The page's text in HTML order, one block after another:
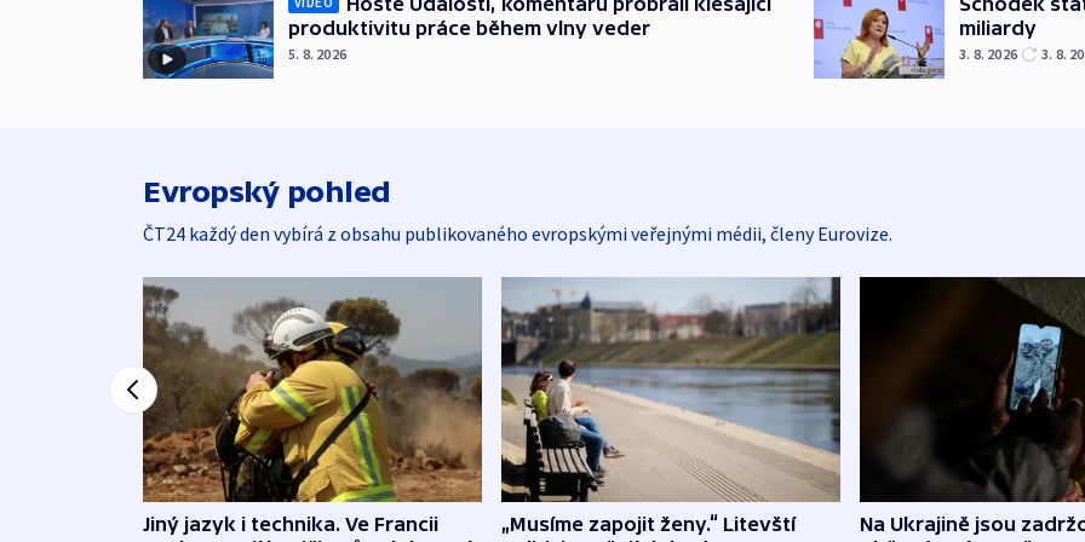
produktivitu práce během vlny veder
5. 8. 2026
miliardy
3. 8. 2026 3. 8.
Evropský pohled
ČT24 každý den vybírá z obsahu publikovaného evropskými veřejnými médii, členy Eurovize.
Jiný jazyk i technika. Ve Francii
„Musíme zapojit ženy.“ Litevští
Na Ukrajině jsou